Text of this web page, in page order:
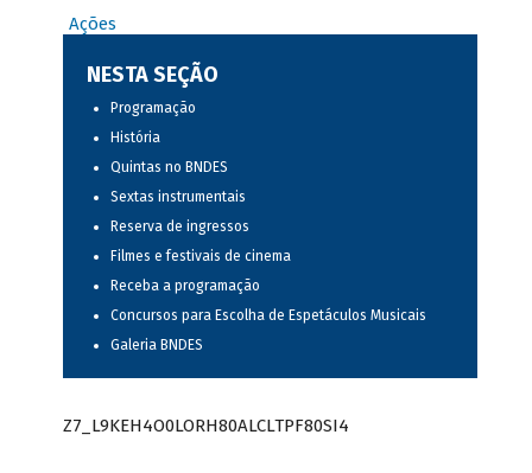
Ações
NESTA SEÇÃO
Programação
História
Quintas no BNDES
Sextas instrumentais
Reserva de ingressos
Filmes e festivais de cinema
Receba a programação
Concursos para Escolha de Espetáculos Musicais
Galeria BNDES
Z7_L9KEH4O0LORH80ALCLTPF80SI4